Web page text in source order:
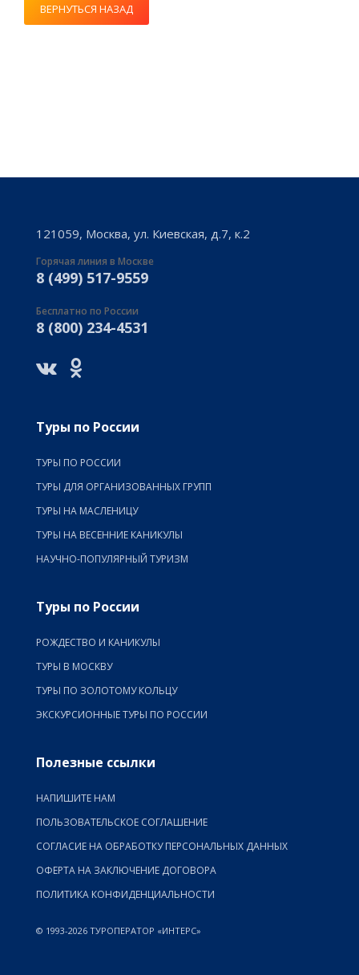
ВЕРНУТЬСЯ НАЗАД
121059, Москва, ул. Киевская, д.7, к.2
Горячая линия в Москве
8 (499) 517-9559
Бесплатно по России
8 (800) 234-4531
Туры по России
ТУРЫ ПО РОССИИ
ТУРЫ ДЛЯ ОРГАНИЗОВАННЫХ ГРУПП
ТУРЫ НА МАСЛЕНИЦУ
ТУРЫ НА ВЕСЕННИЕ КАНИКУЛЫ
НАУЧНО-ПОПУЛЯРНЫЙ ТУРИЗМ
Туры по России
РОЖДЕСТВО И КАНИКУЛЫ
ТУРЫ В МОСКВУ
ТУРЫ ПО ЗОЛОТОМУ КОЛЬЦУ
ЭКСКУРСИОННЫЕ ТУРЫ ПО РОССИИ
Полезные ссылки
НАПИШИТЕ НАМ
ПОЛЬЗОВАТЕЛЬСКОЕ СОГЛАШЕНИЕ
СОГЛАСИЕ НА ОБРАБОТКУ ПЕРСОНАЛЬНЫХ ДАННЫХ
ОФЕРТА НА ЗАКЛЮЧЕНИЕ ДОГОВОРА
ПОЛИТИКА КОНФИДЕНЦИАЛЬНОСТИ
© 1993-2026 ТУРОПЕРАТОР «ИНТЕРС»